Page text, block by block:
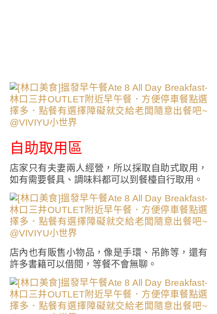
自助取用區
店家只有夫妻兩人經營，所以採取自助式取用，
如有需要餐具、調味料都可以到餐檯自行取用。
店內也有販售小物品，像是手環、吊飾等，還有
許多書籍可以借閱，等餐不會無聊。